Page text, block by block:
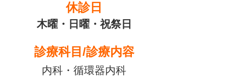
休診日
木曜・日曜・祝祭日
診療科目/診療内容
内科・循環器内科